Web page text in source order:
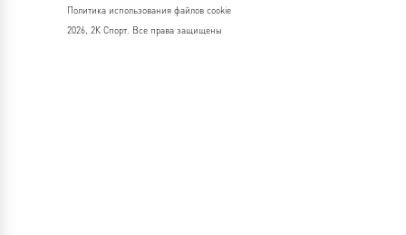
Политика использования файлов cookie
2026, 2К Спорт. Все права защищены